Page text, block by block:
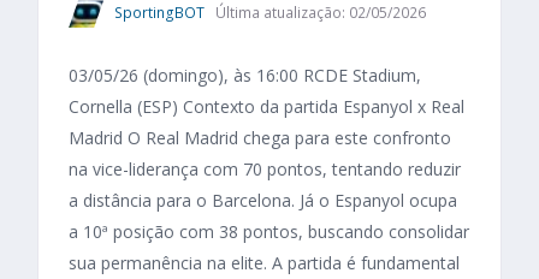
SportingBOT Última atualização: 02/05/2026
03/05/26 (domingo), às 16:00 RCDE Stadium,
Cornella (ESP) Contexto da partida Espanyol x Real
Madrid O Real Madrid chega para este confronto
na vice-liderança com 70 pontos, tentando reduzir
a distância para o Barcelona. Já o Espanyol ocupa
a 10ª posição com 38 pontos, buscando consolidar
sua permanência na elite. A partida é fundamental